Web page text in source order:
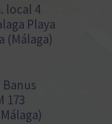
local 4
Playa
(Málaga)
173